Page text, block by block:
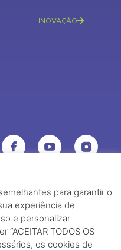
INOVAÇÃO
Jaci Paraná – Porto Velho
para garantir o
experiência de
e personalizar
TODOS OS
os cookies de